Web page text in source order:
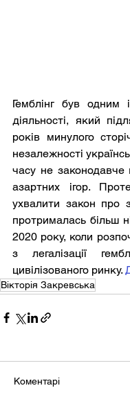
Гемблінг був одним
діяльності, який
років минулого
незалежності
часу не законодавче
азартних ігор.
ухвалити закон про
протрималась більш
2020 року, коли
з легалізації
цивілізованого ринку.
Вікторія Закревська
Коментарі